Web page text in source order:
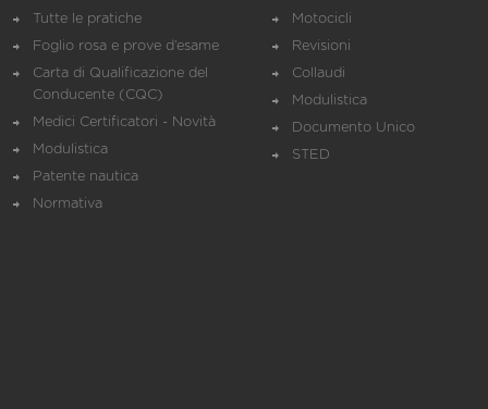
Tutte le pratiche
Foglio rosa e prove d’esame
Carta di Qualificazione del
Conducente (CQC)
Medici Certificatori - Novità
Modulistica
Patente nautica
Normativa
Motocicli
Revisioni
Collaudi
Modulistica
Documento Unico
STED